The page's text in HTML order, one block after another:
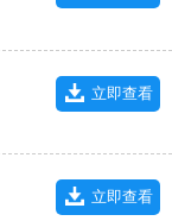
立即查看
立即查看